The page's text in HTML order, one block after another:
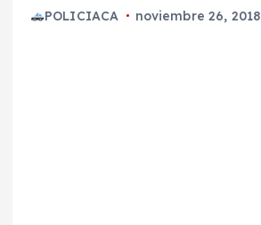
POLICIACA noviembre 26, 2018